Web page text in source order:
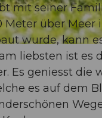
mit seiner
Meter über
wurde, kann
liebsten ist es
Es geniesst
es auf dem